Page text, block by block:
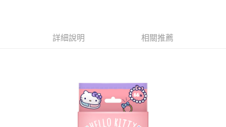
每筆NT$60，滿NT$599(含以上)免運費
每筆NT$120，滿NT$1,999(含以上)免運費
詳細說明 相關推薦